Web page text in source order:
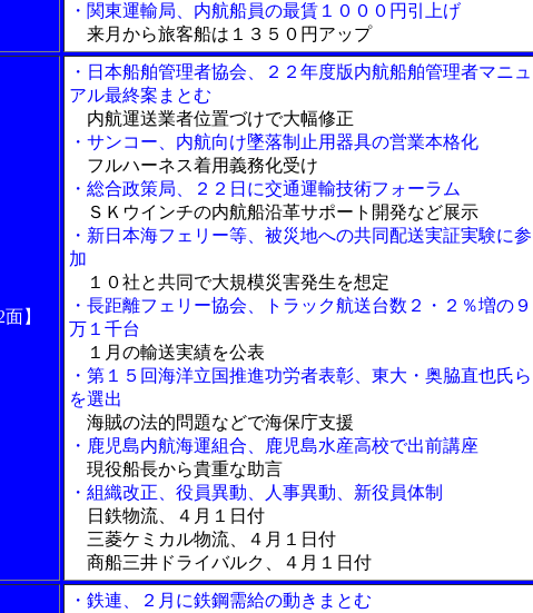
・関東運輸局、内航船員の最賃１０００円引上げ
来月から旅客船は１３５０円アップ
】
・日本船舶管理者協会、２２年度版内航船舶管理者マニュ
アル最終案まとむ
内航運送業者位置づけで大幅修正
・サンコー、内航向け墜落制止用器具の営業本格化
フルハーネス着用義務化受け
・総合政策局、２２日に交通運輸技術フォーラム
ＳＫウインチの内航船沿革サポート開発など展示
・新日本海フェリー等、被災地への共同配送実証実験に参
加
１０社と共同で大規模災害発生を想定
・長距離フェリー協会、トラック航送台数２・２％増の９
万１千台
１月の輸送実績を公表
・第１５回海洋立国推進功労者表彰、東大・奥脇直也氏ら
を選出
海賊の法的問題などで海保庁支援
・鹿児島内航海運組合、鹿児島水産高校で出前講座
現役船長から貴重な助言
・組織改正、役員異動、人事異動、新役員体制
日鉄物流、４月１日付
三菱ケミカル物流、４月１日付
商船三井ドライバルク、４月１日付
・鉄連、２月に鉄鋼需給の動きまとむ